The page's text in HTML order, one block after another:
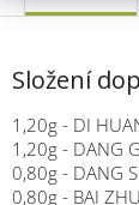
Složení
1,20g - DI
1,20g - DANG
0,80g - DANG
0,80g - BAI